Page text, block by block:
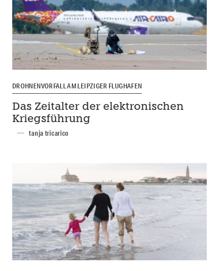
DROHNENVORFALL AM LEIPZIGER FLUGHAFEN
Das Zeitalter der elektronischen
Kriegsführung
tanja tricarico